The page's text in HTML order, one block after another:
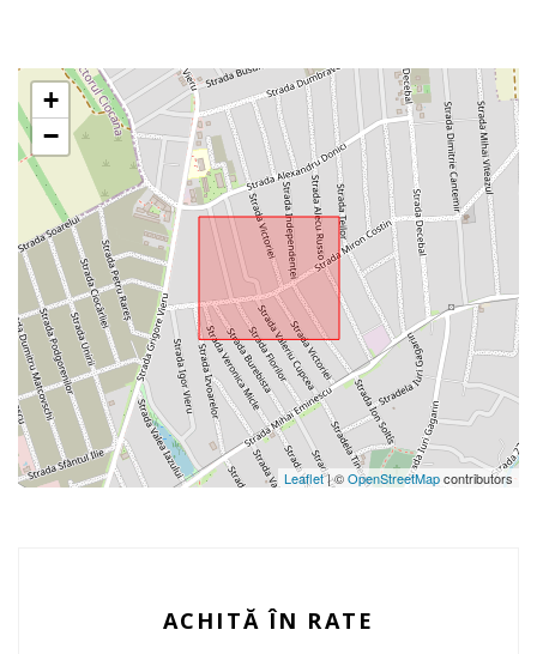
+
−
Leaflet| ©OpenStreetMapcontributors
ACHITĂ ÎN RATE